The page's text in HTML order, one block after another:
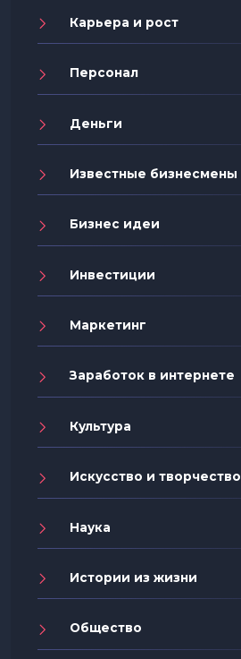
Карьера и рост
Персонал
Деньги
Известные бизнесмены
Бизнес идеи
Инвестиции
Маркетинг
Заработок в интернете
Культура
Искусство и творчество
Наука
Истории из жизни
Общество